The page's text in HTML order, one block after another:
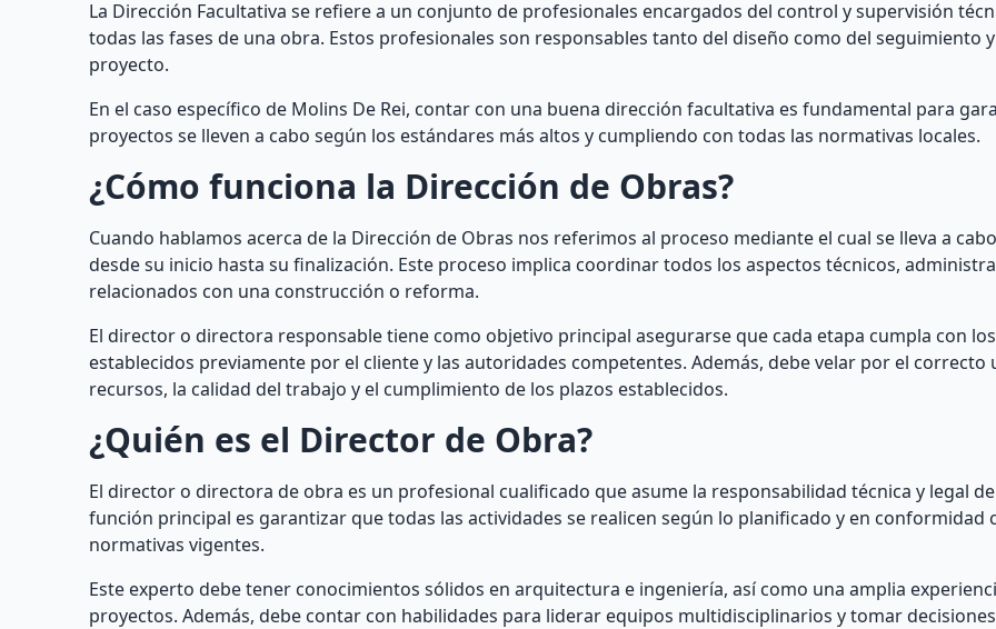
La Dirección Facultativa se refiere a un conjunto de profesionales encargados del control y supervisión
todas las fases de una obra. Estos profesionales son responsables tanto del diseño como del seguimiento
proyecto.
En el caso específico de Molins De Rei, contar con una buena dirección facultativa es fundamental para
proyectos se lleven a cabo según los estándares más altos y cumpliendo con todas las normativas locales.
¿Cómo funciona la Dirección de Obras?
Cuando hablamos acerca de la Dirección de Obras nos referimos al proceso mediante el cual se lleva a
desde su inicio hasta su finalización. Este proceso implica coordinar todos los aspectos técnicos,
relacionados con una construcción o reforma.
El director o directora responsable tiene como objetivo principal asegurarse que cada etapa cumpla con
establecidos previamente por el cliente y las autoridades competentes. Además, debe velar por el correcto
recursos, la calidad del trabajo y el cumplimiento de los plazos establecidos.
¿Quién es el Director de Obra?
El director o directora de obra es un profesional cualificado que asume la responsabilidad técnica y legal
función principal es garantizar que todas las actividades se realicen según lo planificado y en conformidad
normativas vigentes.
Este experto debe tener conocimientos sólidos en arquitectura e ingeniería, así como una amplia
proyectos. Además, debe contar con habilidades para liderar equipos multidisciplinarios y tomar